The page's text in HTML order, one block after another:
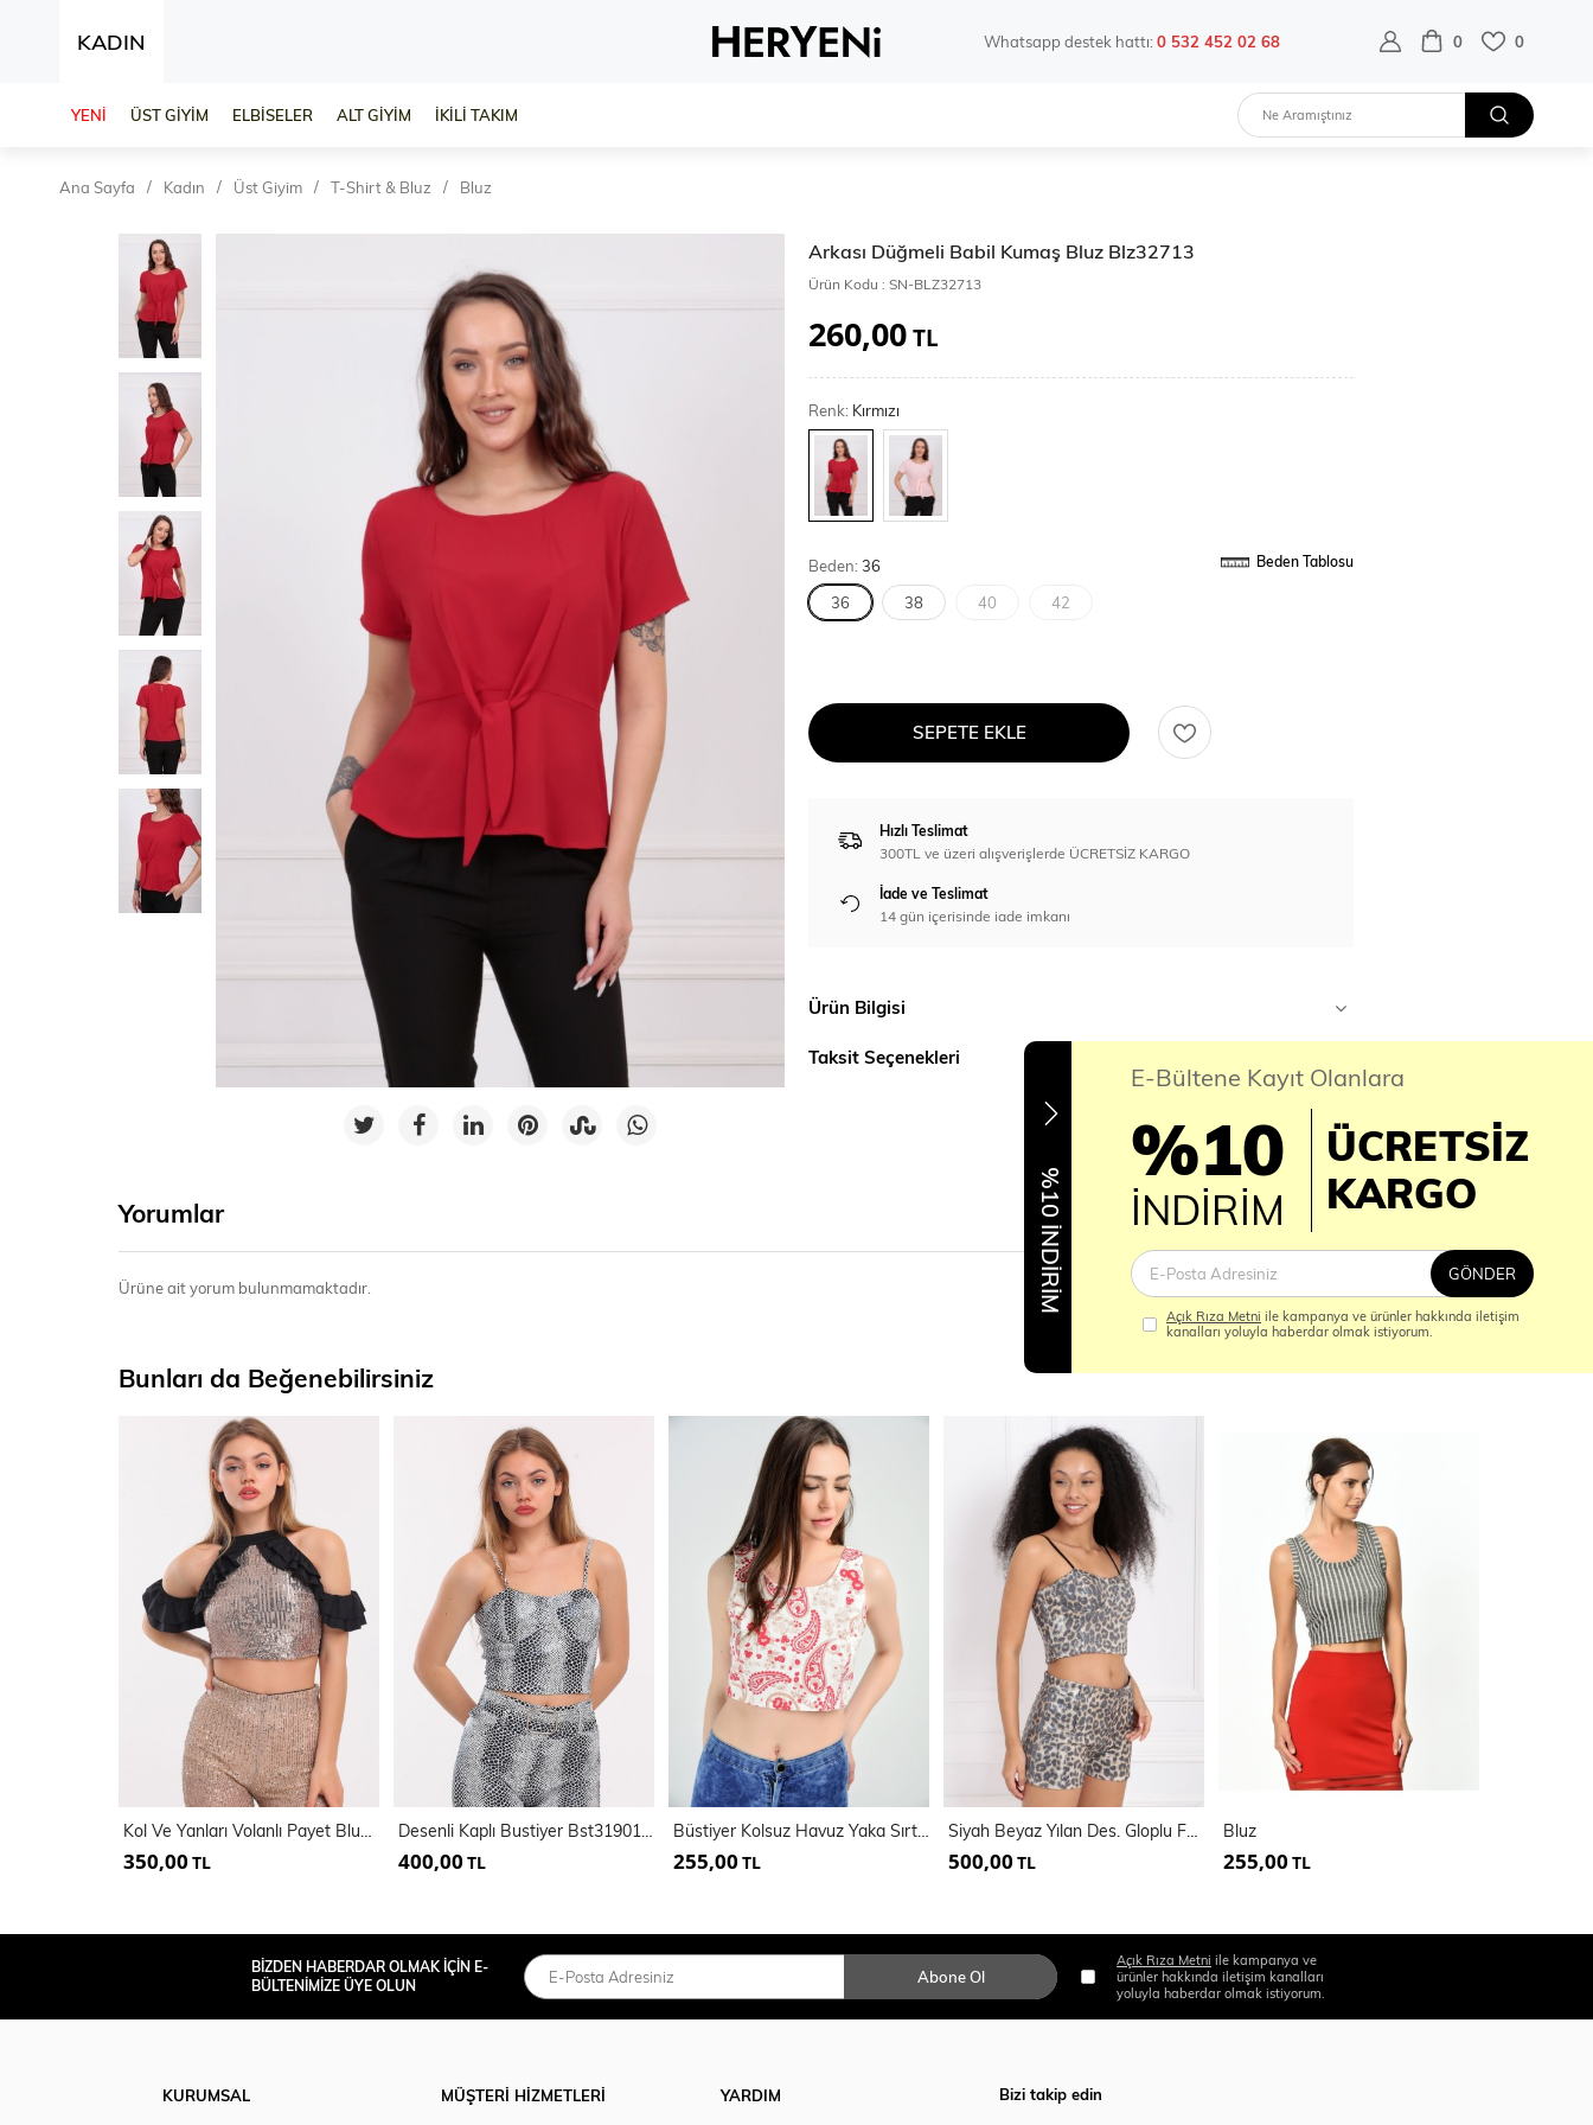
KADIN Whatsapp destek hattı:0 532 452 02 68 0 0
YENİ ÜST GİYİM ELBİSELER ALT GİYİM İKİLİ TAKIM
Ana Sayfa Kadın Üst Giyim T-Shirt & Bluz Bluz
Arkası Düğmeli Babil Kumaş Bluz Blz32713
Ürün Kodu : SN-BLZ32713
260,00TL
Renk: Kırmızı
Beden:36 Beden Tablosu
36 38 40 42
SEPETE EKLE
Hızlı Teslimat
300TL ve üzeri alışverişlerde ÜCRETSİZ KARGO
İade ve Teslimat
14 gün içerisinde iade imkanı
Ürün Bilgisi
Taksit Seçenekleri
Yorumlar
Ürüne ait yorum bulunmamaktadır.
Bunları da Beğenebilirsiniz
Kol Ve Yanları Volanlı Payet Bluz | Blz32229
350,00 TL
Desenli Kaplı Bustiyer Bst31901YN
400,00 TL
Büstiyer Kolsuz Havuz Yaka Sırtı Fermuarlı Bluz | Blz14537
255,00 TL
Siyah Beyaz Yılan Des. Gloplu Fermuarlı Pul Payet Bustiyer | Bus32675
500,00 TL
Bluz
255,00 TL
%10 İNDİRİM
E-Bültene Kayıt Olanlara
%10
İNDİRİM
ÜCRETSİZ
KARGO
GÖNDER
Açık Rıza Metni ile kampanya ve ürünler hakkında iletişim
kanalları yoluyla haberdar olmak istiyorum.
BİZDEN HABERDAR OLMAK İÇİN E-
BÜLTENİMİZE ÜYE OLUN
Abone Ol
Açık Rıza Metni ile kampanya ve
ürünler hakkında iletişim kanalları
yoluyla haberdar olmak istiyorum.
KURUMSAL
MÜŞTERİ HİZMETLERİ
YARDIM
Bizi takip edin